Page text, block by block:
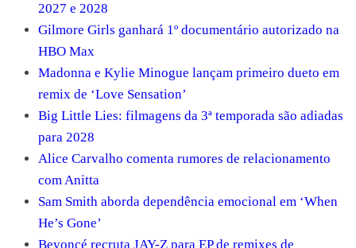
2027 e 2028
Gilmore Girls ganhará 1º documentário autorizado na
HBO Max
Madonna e Kylie Minogue lançam primeiro dueto em
remix de ‘Love Sensation’
Big Little Lies: filmagens da 3ª temporada são adiadas
para 2028
Alice Carvalho comenta rumores de relacionamento
com Anitta
Sam Smith aborda dependência emocional em ‘When
He’s Gone’
Beyoncé recruta JAY-Z para EP de remixes de